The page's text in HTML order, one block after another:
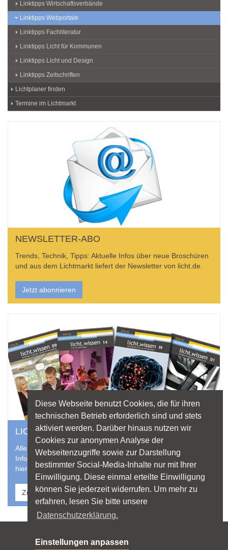
Linktipps Wirtschaftsverbände
Linktipps Webportale
Linktipps Fachliteratur
Linktipps Licht für Kommunen
Linktipps Licht und Design
Linktipps Zeitschriften
Lichtplaner finden
Termine im Lichtmarkt
NEWSLETTER-ABO
Trends, Technik, Tipps: Aktuelle Infos über neue Broschüren
und aus dem Lichtmarkt liefert der Newsletter von licht.de.
Jetzt abonnieren
LICHT ALS LEKTÜRE
Alle aktuellen Hefte der licht.wissen-Reihe und weitere
Informationsschriften zu Licht und Beleuchtung finden Sie
hier zum direkten Download.
Zu Broschüren & Downloads
Diese Webseite benutzt Cookies, die für ihren
technischen Betrieb erforderlich sind und stets
aktiviert werden. Darüber hinaus nutzen wir
Cookies zur anonymen Analyse der
Webseitenzugriffe sowie zur Darstellung
bestimmter Social-Media-Inhalte nur mit Ihrer
Einwilligung. Diese einmal erteilte Einwilligung
können Sie jederzeit widerrufen. Um mehr zu
erfahren, lesen Sie bitte unsere
Datenschutzerklärung.
Einstellungen anpassen